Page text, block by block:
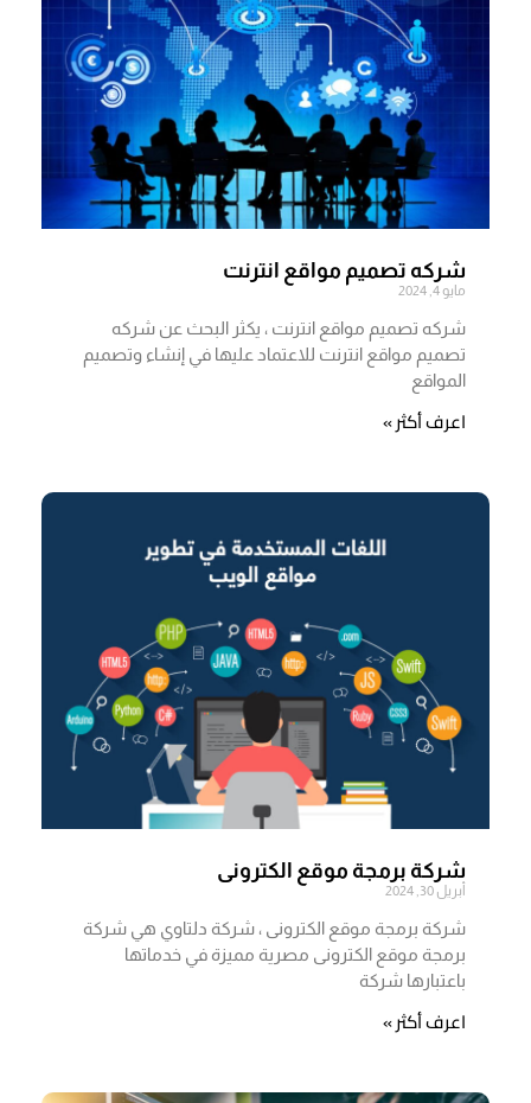
شركه تصميم مواقع انترنت
مايو 4, 2024
شركه تصميم مواقع انترنت ، يكثر البحث عن شركه
تصميم مواقع انترنت للاعتماد عليها في إنشاء وتصميم
المواقع
اعرف أكثر »
شركة برمجة موقع الكترونى
أبريل 30, 2024
شركة برمجة موقع الكترونى ، شركة دلتاوي هي شركة
برمجة موقع الكترونى مصرية مميزة في خدماتها
باعتبارها شركة
اعرف أكثر »